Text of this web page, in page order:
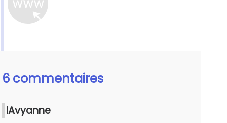
6 commentaires
lAvyanne